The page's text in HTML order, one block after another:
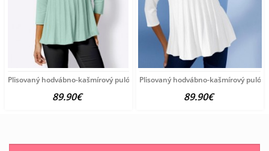
Plisovaný hodvábno-kašmírový pulóver vzhľadom Création
89.90€
Plisovaný hodvábno-kašmírový
89.90€